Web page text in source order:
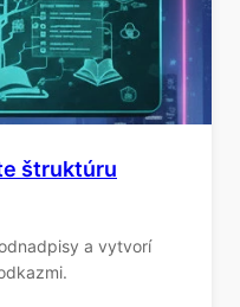
štruktúru
a vytvorí